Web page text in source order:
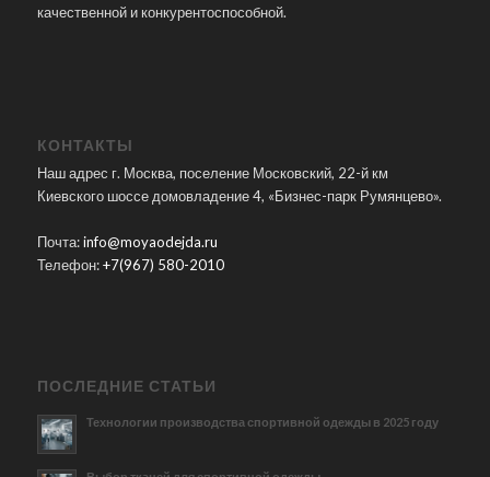
качественной и конкурентоспособной.
КОНТАКТЫ
Наш адрес г. Москва, поселение Московский, 22-й км
Киевского шоссе домовладение 4, «Бизнес-парк Румянцево».
Почта:info@moyaodejda.ru
Телефон:+7(967) 580-2010
ПОСЛЕДНИЕ СТАТЬИ
Технологии производства спортивной одежды в 2025 году